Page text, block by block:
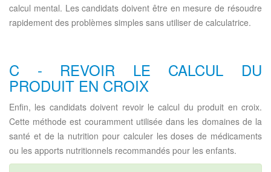
calcul mental. Les candidats doivent être en mesure de résoudre
rapidement des problèmes simples sans utiliser de calculatrice.
C - REVOIR LE CALCUL DU
PRODUIT EN CROIX
Enfin, les candidats doivent revoir le calcul du produit en croix.
Cette méthode est couramment utilisée dans les domaines de la
santé et de la nutrition pour calculer les doses de médicaments
ou les apports nutritionnels recommandés pour les enfants.